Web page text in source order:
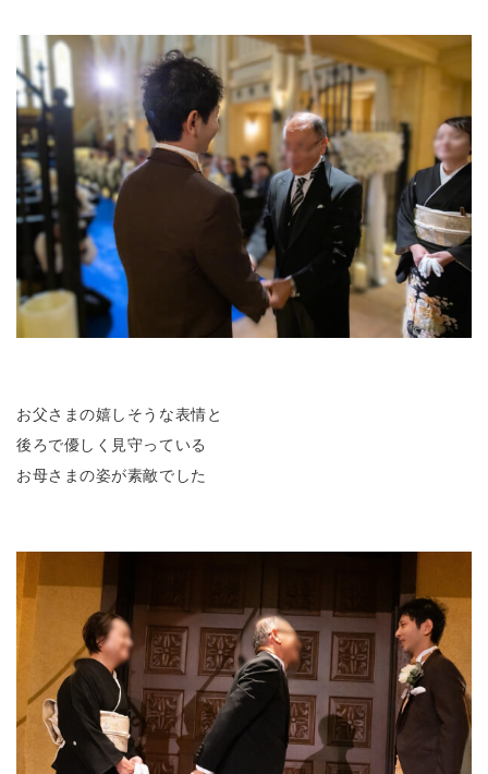
お父さまの嬉しそうな表情と
後ろで優しく見守っている
お母さまの姿が素敵でした